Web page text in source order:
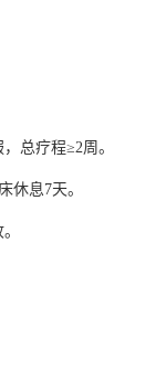
总疗程≥2周。
休息7天。